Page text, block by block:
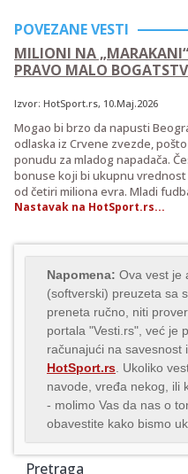
POVEZANE VESTI
MILIONI NA
PRAVO MALO
Izvor: HotSport.rs, 10.Maj.2026
Mogao bi brzo da napusti
odlaska iz Crvene zvezde,
ponudu za mladog napadača.
bonuse koji bi ukupnu
od četiri miliona evra. Mladi
Nastavak na HotSport.rs...
Napomena: Ova vest je
(softverski) preuzeta sa
preneta ručno, niti
portala "Vesti.rs", već je
računajući na savesnost
HotSport.rs . Ukoliko
navode, vređa nekog, ili
- molimo Vas da nas o
obavestite kako bismo
Pretraga